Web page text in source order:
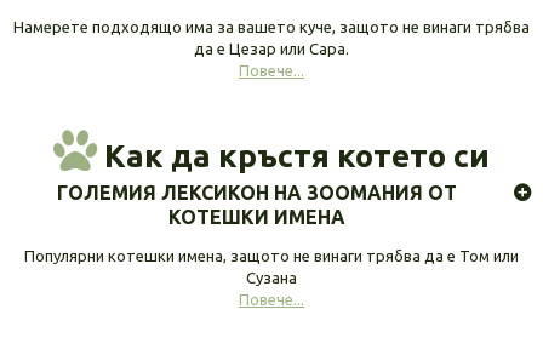
Намерете подходящо има за вашето куче, защото не винаги трябва
да е Цезар или Сара.
Повече...
Как да кръстя котето си
ГОЛЕМИЯ ЛЕКСИКОН НА ЗООМАНИЯ ОТ
КОТЕШКИ ИМЕНА
Популярни котешки имена, защото не винаги трябва да е Том или
Сузана
Повече...